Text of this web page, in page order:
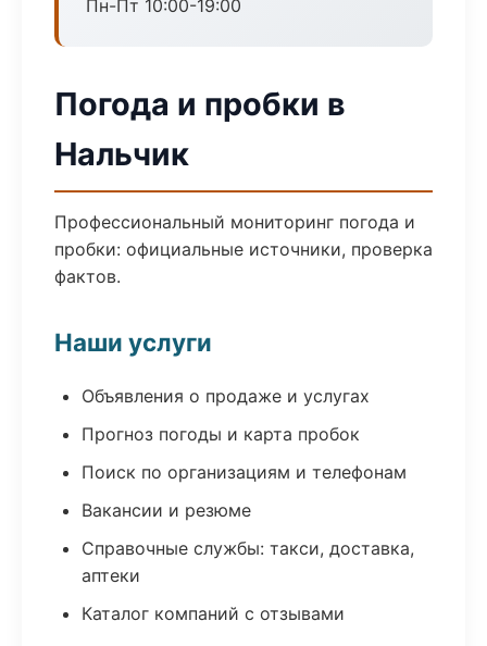
Пн-Пт 10:00-19:00
Погода и пробки в
Нальчик
Профессиональный мониторинг погода и
пробки: официальные источники, проверка
фактов.
Наши услуги
Объявления о продаже и услугах
Прогноз погоды и карта пробок
Поиск по организациям и телефонам
Вакансии и резюме
Справочные службы: такси, доставка,
аптеки
Каталог компаний с отзывами